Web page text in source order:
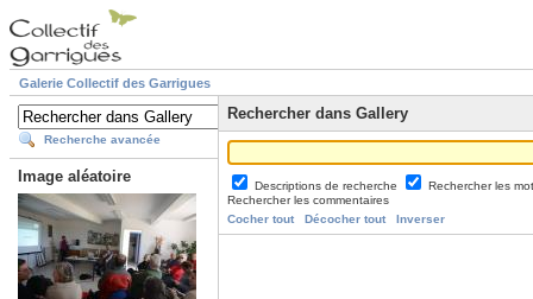
Galerie Collectif des Garrigues
Recherche avancée
Image aléatoire
Rechercher dans Gallery
Descriptions de recherche
Rechercher les
Rechercher les commentaires
Cocher tout
Décocher tout Inverser